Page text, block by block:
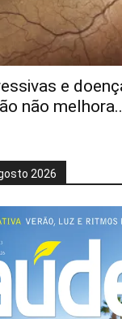
e
não
2026